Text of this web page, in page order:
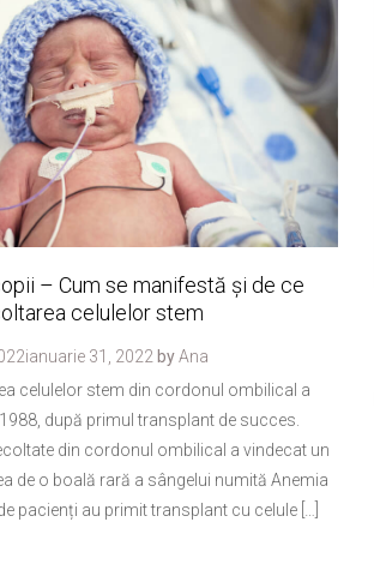
– Cum se manifestă și de ce
celulelor stem
ianuarie 31, 2022 byAna
celulelor stem din cordonul ombilical a
după primul transplant de succes.
din cordonul ombilical a vindecat un
de o boală rară a sângelui numită Anemia
pacienți au primit transplant cu celule […]